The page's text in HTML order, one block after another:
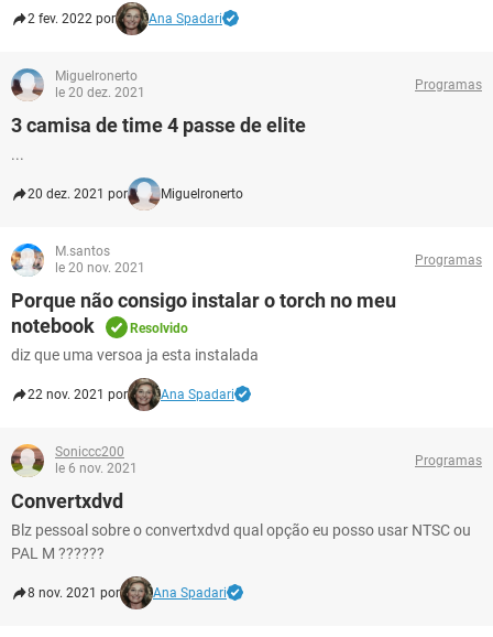
2 fev. 2022 por Ana Spadari
Miguelronerto
le 20 dez. 2021
Programas
3 camisa de time 4 passe de elite
...
20 dez. 2021 por Miguelronerto
M.santos
le 20 nov. 2021
Programas
Porque não consigo instalar o torch no meu
notebook
Resolvido
diz que uma versoa ja esta instalada
22 nov. 2021 por Ana Spadari
Soniccc200
le 6 nov. 2021
Programas
Convertxdvd
Blz pessoal sobre o convertxdvd qual opção eu posso usar NTSC ou
PAL M ??????
8 nov. 2021 por Ana Spadari